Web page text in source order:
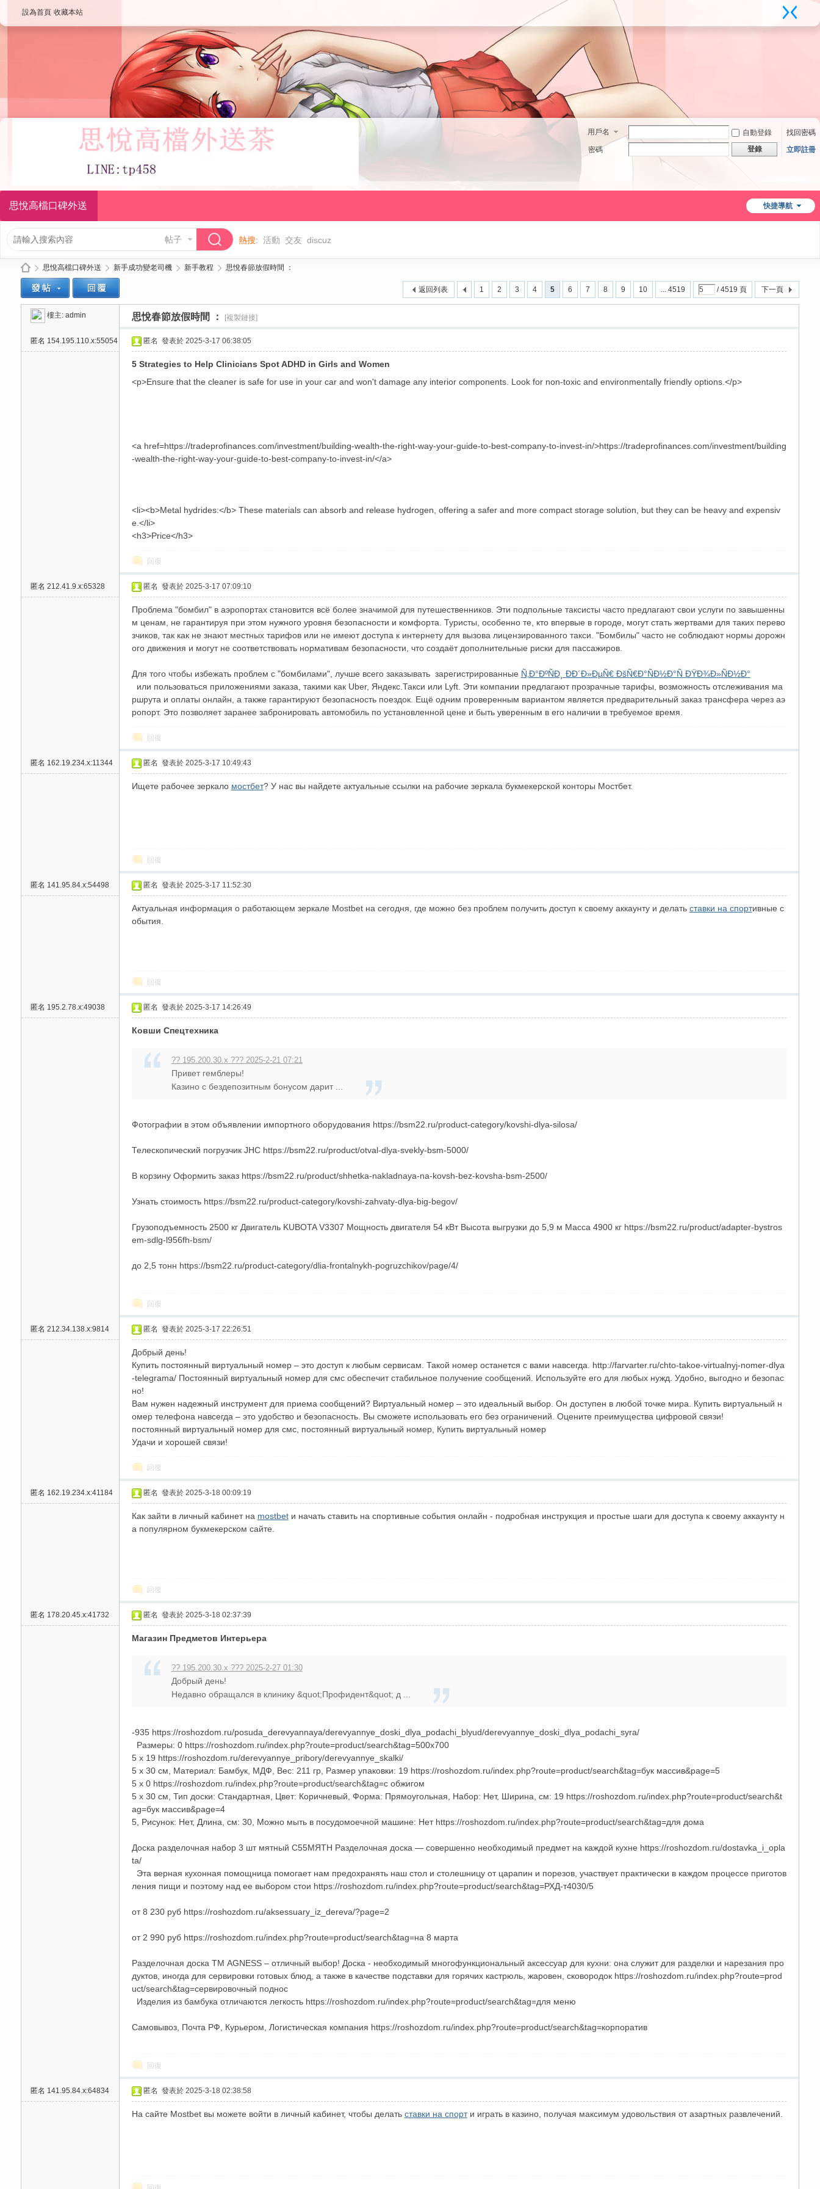
設為首頁 收藏本站
用戶名 自動登錄
找回密碼
密碼
登錄 立即註冊
快捷導航
思悅高檔口碑外送
帖子 熱搜: 活動 交友 discuz
»
思悅高檔口碑外送 新手成功變老司機
›
新手教程 思悅春節放假時間 ：
1 2 3 4 5 6 7 8 9 10 ... 4519 / 4519 頁 下一頁
返回列表
樓主: admin 思悅春節放假時間 ： [複製鏈接]
匿名 154.195.110.x:55054 匿名 發表於 2025-3-17 06:38:05
5 Strategies to Help Clinicians Spot ADHD in Girls and Women
<p>Ensure that the cleaner is safe for use in your car and won't damage any interior components. Look for non-toxic and environmentally friendly options.</p>
<a href=https://tradeprofinances.com/investment/building-wealth-the-right-way-your-guide-to-best-company-to-invest-in/>https://tradeprofinances.com/investment/building
-wealth-the-right-way-your-guide-to-best-company-to-invest-in/</a>
<li><b>Metal hydrides:</b> These materials can absorb and release hydrogen, offering a safer and more compact storage solution, but they can be heavy and expensiv
e.</li>
<h3>Price</h3>
回復
匿名 212.41.9.x:65328 匿名 發表於 2025-3-17 07:09:10
Проблема "бомбил" в аэропортах становится всё более значимой для путешественников. Эти подпольные таксисты часто предлагают свои услуги по завышенны
м ценам, не гарантируя при этом нужного уровня безопасности и комфорта. Туристы, особенно те, кто впервые в городе, могут стать жертвами для таких перево
зчиков, так как не знают местных тарифов или не имеют доступа к интернету для вызова лицензированного такси. "Бомбилы" часто не соблюдают нормы дорожн
ого движения и могут не соответствовать нормативам безопасности, что создаёт дополнительные риски для пассажиров.
Для того чтобы избежать проблем с "бомбилами", лучше всего заказывать зарегистрированные Ñ‚Ð°ÐºÑÐ¸ ÐÐ´Ð»ÐµÑ€ ÐšÑ€Ð°ÑÐ½Ð°Ñ ÐŸÐ¾Ð»ÑÐ½Ð°
или пользоваться приложениями заказа, такими как Uber, Яндекс.Такси или Lyft. Эти компании предлагают прозрачные тарифы, возможность отслеживания ма
ршрута и оплаты онлайн, а также гарантируют безопасность поездок. Ещё одним проверенным вариантом является предварительный заказ трансфера через аэ
ропорт. Это позволяет заранее забронировать автомобиль по установленной цене и быть уверенным в его наличии в требуемое время.
回復
匿名 162.19.234.x:11344 匿名 發表於 2025-3-17 10:49:43
Ищете рабочее зеркало мостбет? У нас вы найдете актуальные ссылки на рабочие зеркала букмекерской конторы Мостбет.
回復
匿名 141.95.84.x:54498 匿名 發表於 2025-3-17 11:52:30
Актуальная информация о работающем зеркале Mostbet на сегодня, где можно без проблем получить доступ к своему аккаунту и делать ставки на спортивные с
обытия.
回復
匿名 195.2.78.x:49038 匿名 發表於 2025-3-17 14:26:49
Ковши Спецтехника
?? 195.200.30.x ??? 2025-2-21 07:21
Привет гемблеры!
Казино с бездепозитным бонусом дарит ...
Фотографии в этом объявлении импортного оборудования https://bsm22.ru/product-category/kovshi-dlya-silosa/
Телескопический погрузчик JHC https://bsm22.ru/product/otval-dlya-svekly-bsm-5000/
В корзину Оформить заказ https://bsm22.ru/product/shhetka-nakladnaya-na-kovsh-bez-kovsha-bsm-2500/
Узнать стоимость https://bsm22.ru/product-category/kovshi-zahvaty-dlya-big-begov/
Грузоподъемность 2500 кг Двигатель KUBOTA V3307 Мощность двигателя 54 кВт Высота выгрузки до 5,9 м Масса 4900 кг https://bsm22.ru/product/adapter-bystros
em-sdlg-l956fh-bsm/
до 2,5 тонн https://bsm22.ru/product-category/dlia-frontalnykh-pogruzchikov/page/4/
回復
匿名 212.34.138.x:9814 匿名 發表於 2025-3-17 22:26:51
Добрый день!
Купить постоянный виртуальный номер – это доступ к любым сервисам. Такой номер останется с вами навсегда. http://farvarter.ru/chto-takoe-virtualnyj-nomer-dlya
-telegrama/ Постоянный виртуальный номер для смс обеспечит стабильное получение сообщений. Используйте его для любых нужд. Удобно, выгодно и безопас
но!
Вам нужен надежный инструмент для приема сообщений? Виртуальный номер – это идеальный выбор. Он доступен в любой точке мира. Купить виртуальный н
омер телефона навсегда – это удобство и безопасность. Вы сможете использовать его без ограничений. Оцените преимущества цифровой связи!
постоянный виртуальный номер для смс, постоянный виртуальный номер, Купить виртуальный номер
Удачи и хорошей связи!
回復
匿名 162.19.234.x:41184 匿名 發表於 2025-3-18 00:09:19
Как зайти в личный кабинет на mostbetи начать ставить на спортивные события онлайн - подробная инструкция и простые шаги для доступа к своему аккаунту н
а популярном букмекерском сайте.
回復
匿名 178.20.45.x:41732 匿名 發表於 2025-3-18 02:37:39
Магазин Предметов Интерьера
?? 195.200.30.x ??? 2025-2-27 01:30
Добрый день!
Недавно обращался в клинику &quot;Профидент&quot; д ...
-935 https://roshozdom.ru/posuda_derevyannaya/derevyannye_doski_dlya_podachi_blyud/derevyannye_doski_dlya_podachi_syra/
Размеры: 0 https://roshozdom.ru/index.php?route=product/search&tag=500х700
5 x 19 https://roshozdom.ru/derevyannye_pribory/derevyannye_skalki/
5 x 30 см, Материал: Бамбук, МДФ, Вес: 211 гр, Размер упаковки: 19 https://roshozdom.ru/index.php?route=product/search&tag=бук массив&page=5
5 x 0 https://roshozdom.ru/index.php?route=product/search&tag=с обжигом
5 x 30 см, Тип доски: Стандартная, Цвет: Коричневый, Форма: Прямоугольная, Набор: Нет, Ширина, см: 19 https://roshozdom.ru/index.php?route=product/search&t
ag=бук массив&page=4
5, Рисунок: Нет, Длина, см: 30, Можно мыть в посудомоечной машине: Нет https://roshozdom.ru/index.php?route=product/search&tag=для дома
Доска разделочная набор 3 шт мятный С55МЯТН Разделочная доска — совершенно необходимый предмет на каждой кухне https://roshozdom.ru/dostavka_i_opla
ta/
Эта верная кухонная помощница помогает нам предохранять наш стол и столешницу от царапин и порезов, участвует практически в каждом процессе приготов
ления пищи и поэтому над ее выбором стои https://roshozdom.ru/index.php?route=product/search&tag=РХД-т4030/5
от 8 230 руб https://roshozdom.ru/aksessuary_iz_dereva/?page=2
от 2 990 руб https://roshozdom.ru/index.php?route=product/search&tag=на 8 марта
Разделочная доска ТМ AGNESS – отличный выбор! Доска - необходимый многофункциональный аксессуар для кухни: она служит для разделки и нарезания про
дуктов, иногда для сервировки готовых блюд, а также в качестве подставки для горячих кастрюль, жаровен, сковородок https://roshozdom.ru/index.php?route=prod
uct/search&tag=сервировочный поднос
Изделия из бамбука отличаются легкость https://roshozdom.ru/index.php?route=product/search&tag=для меню
Самовывоз, Почта РФ, Курьером, Логистическая компания https://roshozdom.ru/index.php?route=product/search&tag=корпоратив
回復
匿名 141.95.84.x:64834 匿名 發表於 2025-3-18 02:38:58
На сайте Mostbet вы можете войти в личный кабинет, чтобы делать ставки на спорти играть в казино, получая максимум удовольствия от азартных развлечений.